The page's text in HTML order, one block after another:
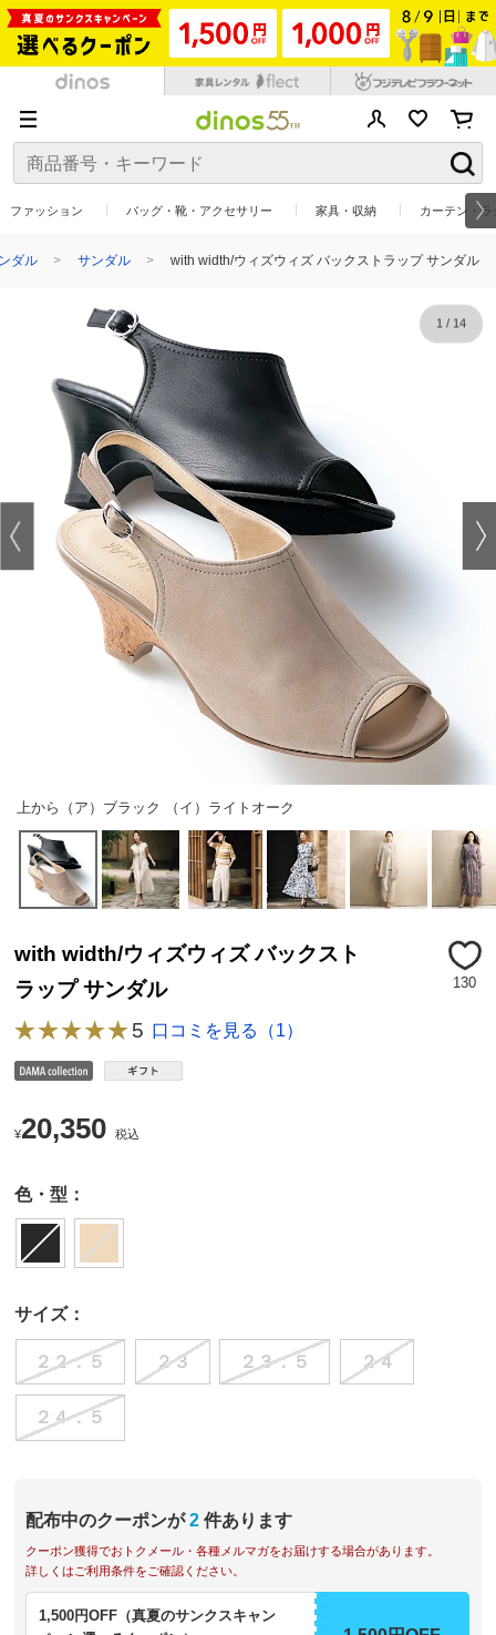
ファッション バッグ・靴・アクセサリー 家具・収納 カーテン・
ダル サンダル with width/ウィズウィズ バックストラップ サンダル
上から（ア）ブラック （イ）ライトオーク
1/ 14
with width/ウィズウィズ バックスト
ラップ サンダル
130
5 口コミを見る（1）
¥20,350 税込
色・型：
サイズ：
２２．５ ２３ ２３．５ ２４
２４．５
配布中のクーポンが 2 件あります
クーポン獲得でおトクメール・各種メルマガをお届けする場合があります。
詳しくはご利用条件をご確認ください。
1,500円OFF（真夏のサンクスキャン